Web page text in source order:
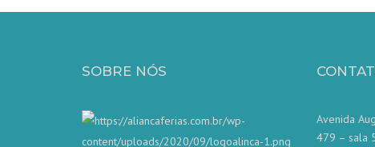
SOBRE NÓS
Avenida
479 – sala